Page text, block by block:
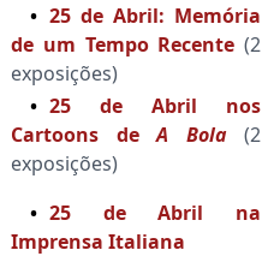
25 de Abril: Memória
de um Tempo Recente (2
exposições)
25 de Abril nos
Cartoons deA Bola
(2
exposições)
25 de Abril na
Imprensa Italiana